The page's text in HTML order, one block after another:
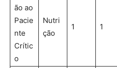
ão ao
Pacie
nte
Crític
o
Nutri
ção
1 1